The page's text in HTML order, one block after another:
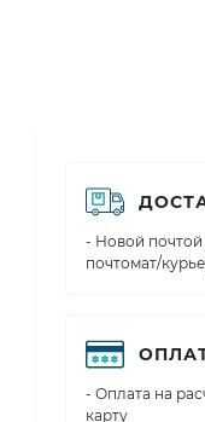
- Новой почтой
почтомат/
- Оплата на
карту